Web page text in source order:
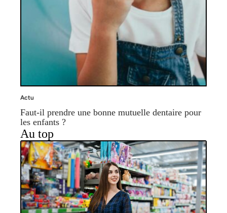
Actu
Faut-il prendre une bonne mutuelle dentaire pour
les enfants ?
Au top